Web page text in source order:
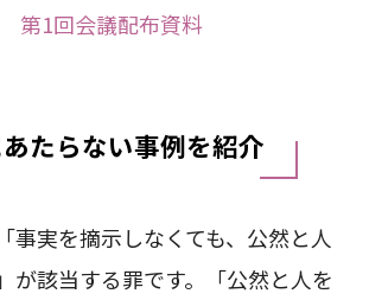
1回会議配布資料
たらない事例を紹介
事実を摘示しなくても、公然と人
が該当する罪です。「公然と人を